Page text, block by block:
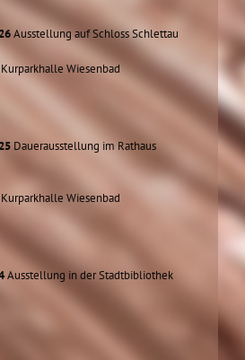
Ausstellung auf Schloss Schlettau
Kurparkhalle Wiesenbad
Dauerausstellung im Rathaus
Kurparkhalle Wiesenbad
Ausstellung in der Stadtbibliothek